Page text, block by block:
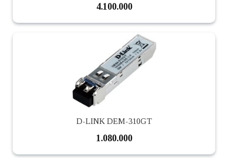
4.100.000
D-LINK DEM-310GT
1.080.000